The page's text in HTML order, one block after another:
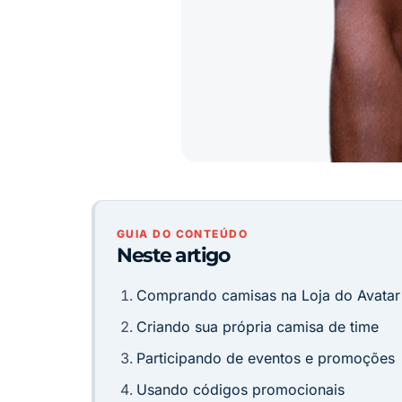
GUIA DO CONTEÚDO
Neste artigo
Comprando camisas na Loja do Avatar
Criando sua própria camisa de time
Participando de eventos e promoções
Usando códigos promocionais